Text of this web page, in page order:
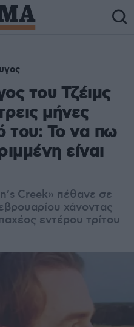
του Τζέιμς
μήνες
του: Το να πω
είναι
Creek» πέθανε σε
χάνοντας
εντέρου τρίτου